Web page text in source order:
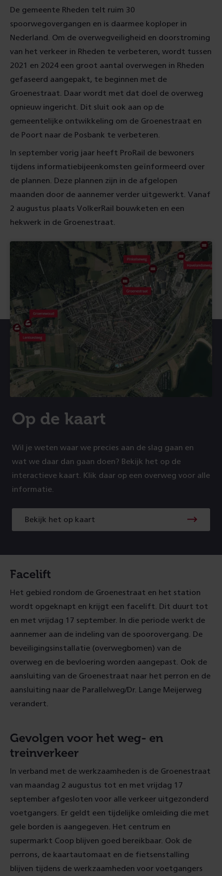
De gemeente Rheden telt ruim 30
spoorwegovergangen en is daarmee koploper in
Nederland. Om de overwegveiligheid en doorstroming
van het verkeer in Rheden te verbeteren, wordt tussen
2021 en 2024 een groot aantal overwegen in Rheden
gefaseerd aangepakt, te beginnen met de
Groenestraat. Daar wordt met dat doel de overweg
opnieuw ingericht. Dit sluit ook aan op de
gemeentelijke ontwikkeling om de Groenestraat en
de Poort naar de Posbank te verbeteren.
In september vorig jaar heeft ProRail de bewoners
tijdens informatiebijeenkomsten geïnformeerd over
de plannen. Deze plannen zijn in de afgelopen
maanden door de aannemer verder uitgewerkt. Vanaf
2 augustus plaats VolkerRail bouwketen en een
hekwerk in de Groenestraat.
Op de kaart
Wil je weten waar we precies aan de slag gaan en
wat we daar dan gaan doen? Bekijk het op de
interactieve kaart. Klik daar op een overweg voor alle
informatie.
Bekijk het op kaart
Facelift
Het gebied rondom de Groenestraat en het station
wordt opgeknapt en krijgt een facelift. Dit duurt tot
en met vrijdag 17 september. In die periode werkt de
aannemer aan de indeling van de spoorovergang. De
beveiligingsinstallatie (overwegbomen) van de
overweg en de bevloering worden aangepast. Ook de
aansluiting van de Groenestraat naar het perron en de
aansluiting naar de Parallelweg/Dr. Lange Meijerweg
verandert.
Gevolgen voor het weg- en
treinverkeer
In verband met de werkzaamheden is de Groenestraat
van maandag 2 augustus tot en met vrijdag 17
september afgesloten voor alle verkeer uitgezonderd
voetgangers. Er geldt een tijdelijke omleiding die met
gele borden is aangegeven. Het centrum en
supermarkt Coop blijven goed bereikbaar. Ook de
perrons, de kaartautomaat en de fietsenstalling
blijven tijdens de werkzaamheden voor voetgangers